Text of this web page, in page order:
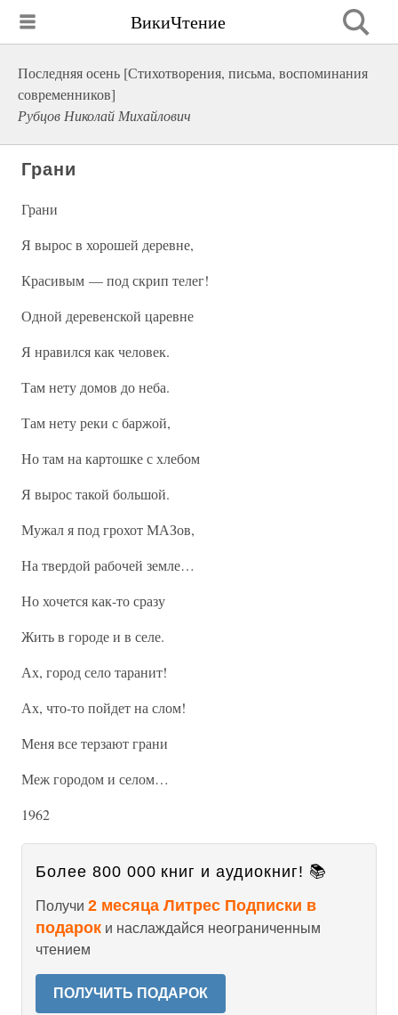
ВикиЧтение
Последняя осень [Стихотворения, письма, воспоминания
современников]
Рубцов Николай Михайлович
Грани
Грани
Я вырос в хорошей деревне,
Красивым — под скрип телег!
Одной деревенской царевне
Я нравился как человек.
Там нету домов до неба.
Там нету реки с баржой,
Но там на картошке с хлебом
Я вырос такой большой.
Мужал я под грохот МАЗов,
На твердой рабочей земле…
Но хочется как-то сразу
Жить в городе и в селе.
Ах, город село таранит!
Ах, что-то пойдет на слом!
Меня все терзают грани
Меж городом и селом…
1962
Более 800 000 книг и аудиокниг! 📚
Получи 2 месяца Литрес Подписки в
подарок и наслаждайся неограниченным
чтением
ПОЛУЧИТЬ ПОДАРОК